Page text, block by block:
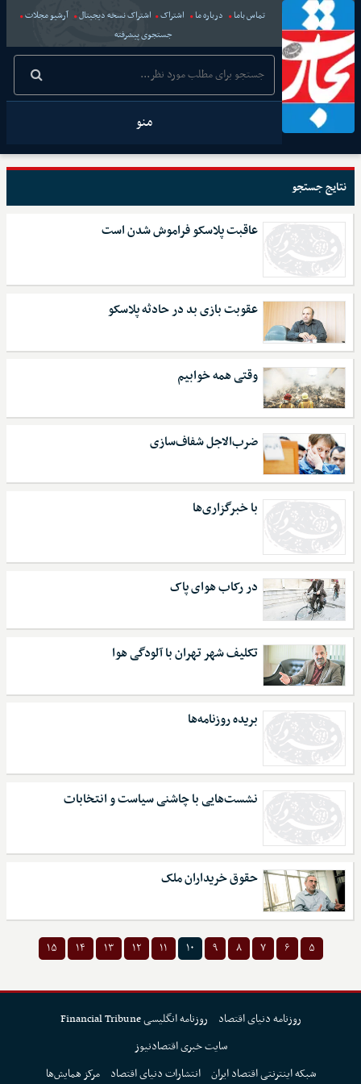
تماس باما درباره ما اشتراک اشتراک نسخه دیجیتال
آرشیو مجلات
جستجوی پیشرفته
منو
نتایج جستجو
عاقبت پلاسکو فراموش شدن است
عقوبت بازی بد در حادثه پلاسکو
وقتی همه خوابیم
ضرب‌الاجل شفاف‌سازی
با خبرگزاری‌ها
در رکاب هوای پاک
تکلیف شهر تهران با آلودگی هوا
بریده روزنامه‌ها
نشست‌هایی با چاشنی سیاست و انتخابات
حقوق خریداران ملک
۵ ۶ ۷ ۸ ۹ ۱۰ ۱۱ ۱۲ ۱۳ ۱۴ ۱۵
روزنامه دنیای اقتصاد
روزنامه انگلیسی Financial Tribune
سایت خبری اقتصادنیوز
شبکه اینترنتی اقتصاد ایران انتشارات دنیای اقتصاد مرکز همایش‌ها